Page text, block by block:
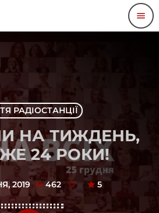
menu
РАДІОСТАНЦІЇ
НА ТИЖДЕНЬ,
24 РОКИ!
2019 462 5